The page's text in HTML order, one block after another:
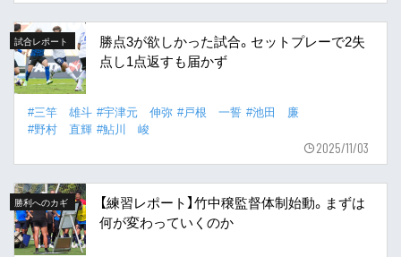
試合レポート
勝点3が欲しかった試合。セットプレーで2失
点し1点返すも届かず
#三竿 雄斗 #宇津元 伸弥 #戸根 一誓 #池田 廉
#野村 直輝 #鮎川 峻
2025/11/03
勝利へのカギ
【練習レポート】竹中穣監督体制始動。まずは
何が変わっていくのか